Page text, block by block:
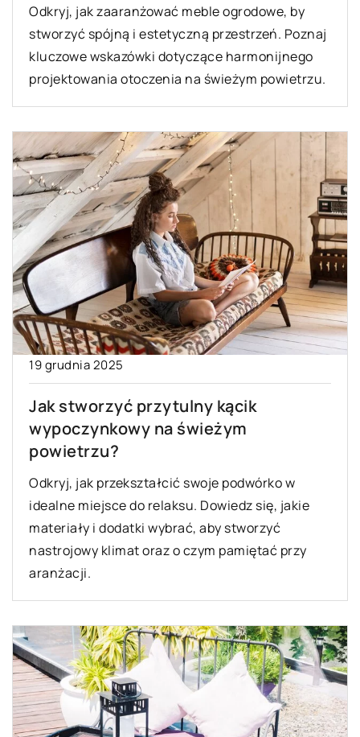
Odkryj, jak zaaranżować meble ogrodowe, by
stworzyć spójną i estetyczną przestrzeń. Poznaj
kluczowe wskazówki dotyczące harmonijnego
projektowania otoczenia na świeżym powietrzu.
19 grudnia 2025
Jak stworzyć przytulny kącik
wypoczynkowy na świeżym
powietrzu?
Odkryj, jak przekształcić swoje podwórko w
idealne miejsce do relaksu. Dowiedz się, jakie
materiały i dodatki wybrać, aby stworzyć
nastrojowy klimat oraz o czym pamiętać przy
aranżacji.